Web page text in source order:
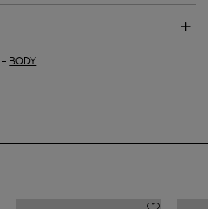
- BODY